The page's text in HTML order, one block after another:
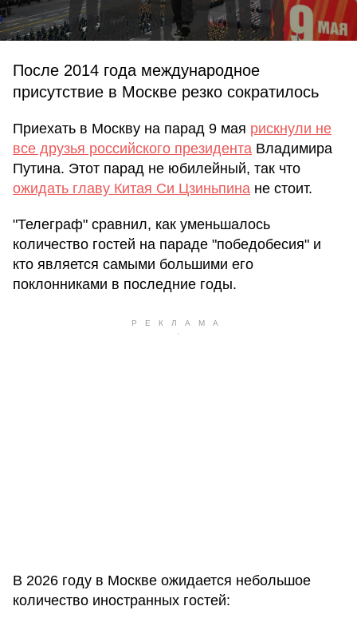
После 2014 года международное
присутствие в Москве резко сократилось
Приехать в Москву на парад 9 мая рискнули не
все друзья российского президента Владимира
Путина. Этот парад не юбилейный, так что
ожидать главу Китая Си Цзиньпина не стоит.
"Телеграф" сравнил, как уменьшалось
количество гостей на параде "победобесия" и
кто является самыми большими его
поклонниками в последние годы.
В 2026 году в Москве ожидается небольшое
количество иностранных гостей: